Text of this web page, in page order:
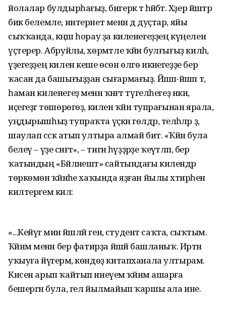
йолалар булдырһағыҙ, бигерәк тә һәйбәт. Хәҙер йәштәр
бик белемле, интернет менән дә дуҫтар, яйы
сыҡҡанда, кәңәш һорау ҙа киленегеҙҙең күңелен
үҫтерер. Абруйлы, хөрмәтле ҡәйнә булғығыҙ килһә,
үҙегеҙҙең килен кеше өсөн өлгө икәнегеҙҙе бер
ҡасан да башығыҙҙан сығармағыҙ. Йәшәп-йәшәп тә,
һаман киленегеҙ менән ҡәнәғәт түгелһегеҙ икән,
иҫегеҙгә төшөрөгөҙ, килен ҡәйнә тупрағынан ярала,
уңдырышһыҙ тупраҡта үҫкән гөлдәр, теләһәләр ҙә,
шаулап сәскә атып ултыра алмай бит. «Ҡәйнә була
белеү – үҙе сәнғәт», – тигән һүҙҙәрҙе ҡеүәтләп, бер
ҡатындың «Бәйләнеш­тә» сайтындағы килендәр
төркөмөнә ҡәйнәһе хаҡында яҙған йылы хәтирә­һен
килтергем килә:
«...Кейәүгә мин йәшләй генә, студент саҡта, сыҡтым.
Ҡәйнәм менән бер фатирҙа йәшәй башланыҡ. Иртән
уҡыуға йүгерәм, көндөҙ китапханала ултырам.
Кисен арып ҡайтып инеүемә ҡәйнәм ашарға
бешергән була, гел йылмайып ҡаршы ала ине.